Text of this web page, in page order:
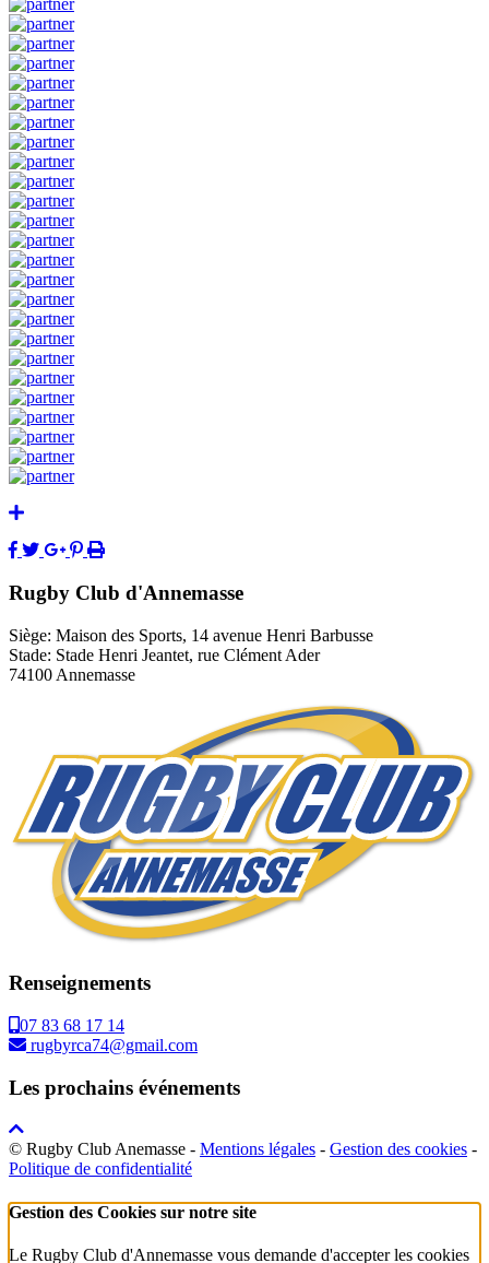
Rugby Club d'Annemasse
Siège: Maison des Sports, 14 avenue Henri Barbusse
Stade: Stade Henri Jeantet, rue Clément Ader
74100 Annemasse
Renseignements
07 83 68 17 14
rugbyrca74@gmail.com
Les prochains événements
© Rugby Club Anemasse - Mentions légales - Gestion des cookies -
Politique de confidentialité
Gestion des Cookies sur notre site
Le Rugby Club d'Annemasse vous demande d'accepter les cookies